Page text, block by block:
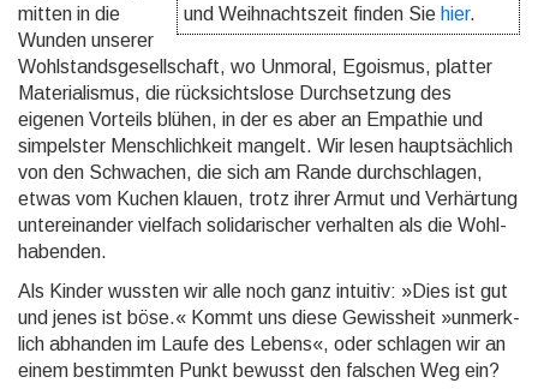
und Weihnachtszeit finden Sie hier.
mitten in die
Wunden unserer
Wohl­stands­gesell­schaft, wo Unmoral, Egoismus, platter
Materia­lismus, die rücksichts­lose Durchset­zung des
eigenen Vorteils blühen, in der es aber an Empathie und
simpelster Menschlich­keit mangelt. Wir lesen haupt­sächlich
von den Schwachen, die sich am Rande durch­schlagen,
etwas vom Kuchen klauen, trotz ihrer Armut und Verhär­tung
unterein­ander vielfach solida­rischer verhalten als die Wohl­
haben­den.
Als Kinder wussten wir alle noch ganz intuitiv: »Dies ist gut
und jenes ist böse.« Kommt uns diese Gewissheit »unmerk­
lich abhanden im Laufe des Lebens«, oder schlagen wir an
einem bestimmten Punkt bewusst den falschen Weg ein?